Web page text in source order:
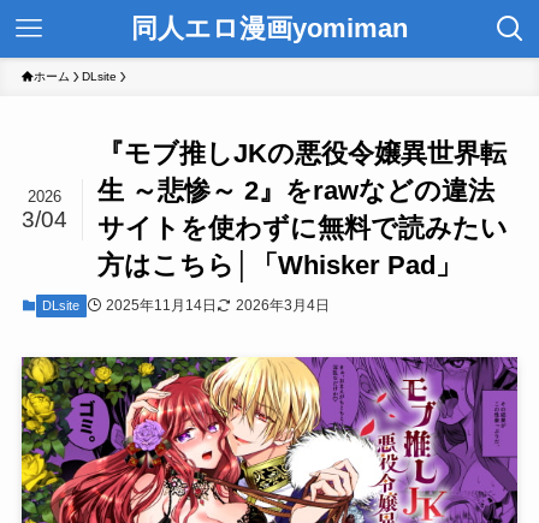
同人エロ漫画yomiman
ホーム DLsite
『モブ推しJKの悪役令嬢異世界転
生 ～悲惨～ 2』をrawなどの違法
サイトを使わずに無料で読みたい
方はこちら│「Whisker Pad」
2026
3/04
DLsite 2025年11月14日 2026年3月4日